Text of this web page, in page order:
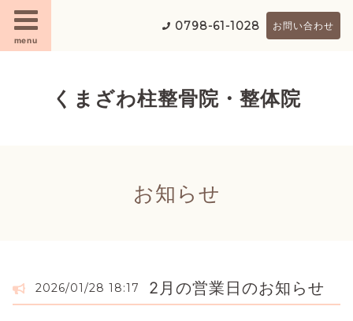
menu
0798-61-1028 お問い合わせ
くまざわ柱整骨院・整体院
お知らせ
2026/01/28 18:17 2月の営業日のお知らせ